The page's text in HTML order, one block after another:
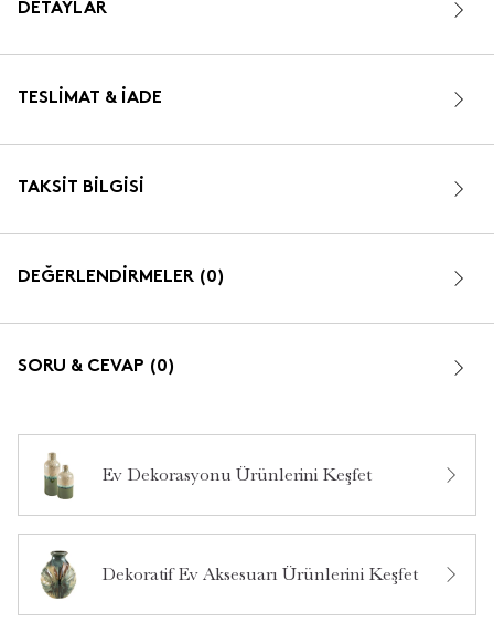
DETAYLAR
TESLIMAT & İADE
TAKSIT BILGISI
DEĞERLENDİRMELER (0)
SORU & CEVAP (0)
Bu ürün hakkında daha önce hiç soru sorulmamış.
Ev Dekorasyonu Ürünlerini Keşfet
Dekoratif Ev Aksesuarı Ürünlerini Keşfet